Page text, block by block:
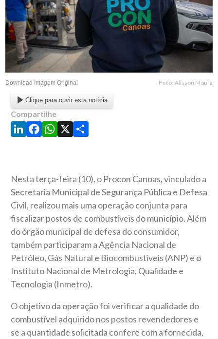
Download Imagem Original Foto: Alisson Moura
Clique para ouvir esta notícia
Compartilhe
LinkedIn
Facebook
WhatsApp
X Share
Nesta terça-feira (10), o Procon Canoas, vinculado a
Secretaria Municipal de Segurança Pública e Defesa
Civil, realizou mais uma operação conjunta para
fiscalizar postos de combustíveis do município. Além
do órgão municipal de defesa do consumidor,
também participaram a Agência Nacional de
Petróleo, Gás Natural e Biocombustíveis (ANP) e o
Instituto Nacional de Metrologia, Qualidade e
Tecnologia (Inmetro).
O objetivo da operação foi verificar a qualidade do
combustível adquirido nos postos revendedores e
se a quantidade solicitada confere com a fornecida,